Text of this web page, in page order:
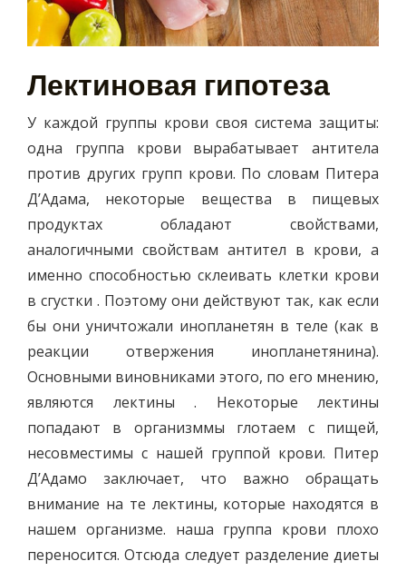
Лектиновая гипотеза
У каждой группы крови своя система защиты:
одна группа крови вырабатывает антитела
против других групп крови. По словам Питера
Д’Адама, некоторые вещества в пищевых
продуктах обладают свойствами,
аналогичными свойствам антител в крови, а
именно способностью склеивать клетки крови
в сгустки . Поэтому они действуют так, как если
бы они уничтожали инопланетян в теле (как в
реакции отвержения инопланетянина).
Основными виновниками этого, по его мнению,
являются лектины . Некоторые лектины
попадают в организммы глотаем с пищей,
несовместимы с нашей группой крови. Питер
Д’Адамо заключает, что важно обращать
внимание на те лектины, которые находятся в
нашем организме. наша группа крови плохо
переносится. Отсюда следует разделение диеты